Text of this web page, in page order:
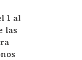
1 al
las